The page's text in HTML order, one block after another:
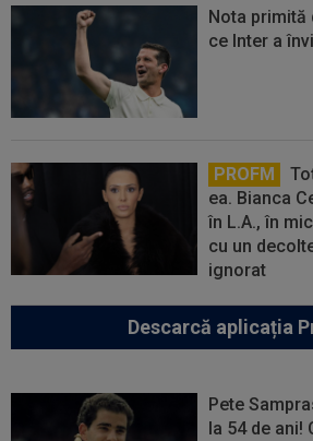
Nota primită
ce Inter a
PROFM
ea. Bianca
în L.A., în
cu un
ignorat
Descarcă aplicația
Pete
la 54 de ani!